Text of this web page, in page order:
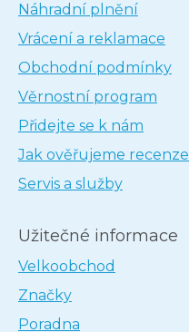
Náhradní plnění
Vrácení a reklamace
Obchodní podmínky
Věrnostní program
Přidejte se k nám
Jak ověřujeme recenze
Servis a služby
Užitečné informace
Velkoobchod
Značky
Poradna